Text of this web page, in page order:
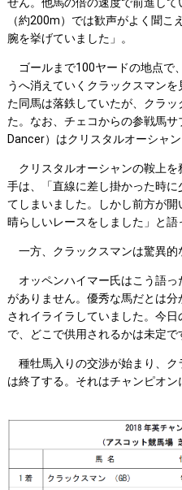
せん。他馬の倍の速度で前進し
（約200m）では歓声がよく聞
腕を挙げていました」。
ゴールまで100ヤードの地点で
うへ消えていくクラックスマン
た同馬は落鉄していたが、クラ
た。なお、チェコからの参戦馬
Dancer）はクリスタルオーシャ
クリスタルオーシャンの鞍上を
手は、「直線に差し掛かった時
てしまいました。しかし前方が
晴らしいレースをしました」と語
一方、クラックスマンは驚異的
オッペンハイマー氏はこう語っ
がありません。優秀な馬だとは
されイライラしていました。今
で、どこで供用されるかは未定で
種牡馬入りの交渉が始まり、ク
は終了する。それはチャンピオン